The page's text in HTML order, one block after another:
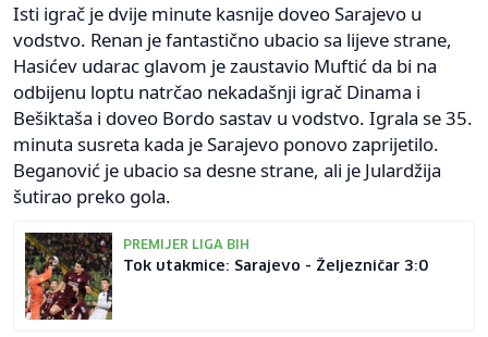
Isti igrač je dvije minute kasnije doveo Sarajevo u
vodstvo. Renan je fantastično ubacio sa lijeve strane,
Hasićev udarac glavom je zaustavio Muftić da bi na
odbijenu loptu natrčao nekadašnji igrač Dinama i
Bešiktaša i doveo Bordo sastav u vodstvo. Igrala se 35.
minuta susreta kada je Sarajevo ponovo zaprijetilo.
Beganović je ubacio sa desne strane, ali je Julardžija
šutirao preko gola.
PREMIJER LIGA BIH
Tok utakmice: Sarajevo - Željezničar 3:0